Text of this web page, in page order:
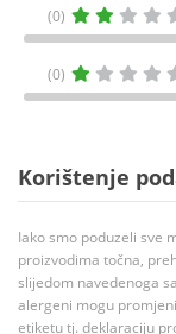
(0)
(0)
Korištenje
Iako smo poduzeli sve
proizvodima točna,
slijedom navedenoga
alergeni mogu
etiketu tj. deklaraciju